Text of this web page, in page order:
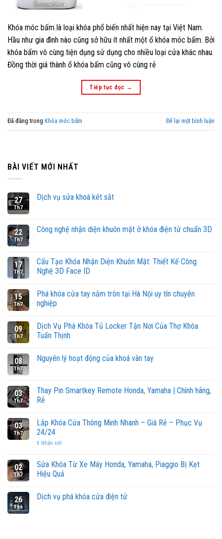
Khóa móc bấm là loại khóa phổ biến nhất hiện nay tại Việt Nam.
Hầu như gia đình nào cũng sở hữu ít nhất một ổ khóa móc bấm. Bởi
khóa bấm vô cùng tiện dụng sử dụng cho nhiều loại cửa khác nhau.
Đồng thời giá thành ổ khóa bấm cũng vô cùng rẻ
Tiếp tục đọc →
Đã đăng trong Khóa móc bấm Để lại một bình luận
BÀI VIẾT MỚI NHẤT
27
Th7
Dịch vụ sửa khoá két sắt
22
Th7
Công nghệ nhận diện khuôn mặt ở khóa điện tử chuẩn 3D
17
Th7
Cấu Tạo Khóa Nhận Diện Khuôn Mặt: Thiết Kế Công
Nghệ 3D Face ID
15
Th7
Phá khóa cửa tay nắm tròn tại Hà Nội uy tín chuyên
nghiệp
09
Th7
Dịch Vụ Phá Khóa Tủ Locker Tận Nơi Của Thợ Khóa
Tuấn Thịnh
08
Th7
Nguyên lý hoạt động của khoá vân tay
03
Th7
Thay Pin Smartkey Remote Honda, Yamaha | Chính hãng,
Rẻ
03
Th7
Lắp Khóa Cửa Thông Minh Nhanh – Giá Rẻ – Phục Vụ
24/24
1 Nhận xét
02
Th7
Sửa Khóa Từ Xe Máy Honda, Yamaha, Piaggio Bị Kẹt
Hiệu Quả
26
Th6
Dịch vụ phá khóa cửa điện tử